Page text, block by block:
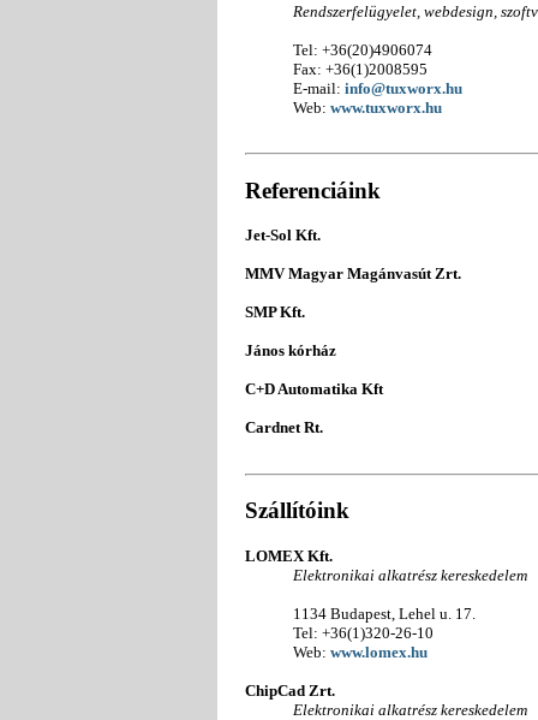
Rendszerfelügyelet, webdesign,
Tel: +36(20)4906074
Fax: +36(1)2008595
E-mail: info@tuxworx.hu
Web: www.tuxworx.hu
Referenciáink
Jet-Sol Kft.
MMV Magyar Magánvasút Zrt.
SMP Kft.
János kórház
C+D Automatika Kft
Cardnet Rt.
Szállítóink
LOMEX Kft.
Elektronikai alkatrész kereskedelem
1134 Budapest, Lehel u. 17.
Tel: +36(1)320-26-10
Web: www.lomex.hu
ChipCad Zrt.
Elektronikai alkatrész kereskedelem